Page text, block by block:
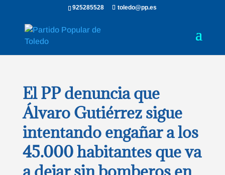
925285528 toledo@pp.es
El PP denuncia que
Álvaro Gutiérrez sigue
intentando engañar a los
45.000 habitantes que va